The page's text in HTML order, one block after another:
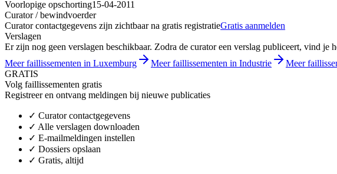
Voorlopige opschorting15-04-2011
Curator / bewindvoerder
Curator contactgegevens zijn zichtbaar na gratis registratieGratis aanmelden
Verslagen
Er zijn nog geen verslagen beschikbaar. Zodra de curator een verslag publiceert, vind je
Meer faillissementen in Luxemburg
Meer faillissementen in Industrie
Meer
GRATIS
Volg faillissementen gratis
Registreer en ontvang meldingen bij nieuwe publicaties
✓ Curator contactgegevens
✓ Alle verslagen downloaden
✓ E-mailmeldingen instellen
✓ Dossiers opslaan
✓ Gratis, altijd